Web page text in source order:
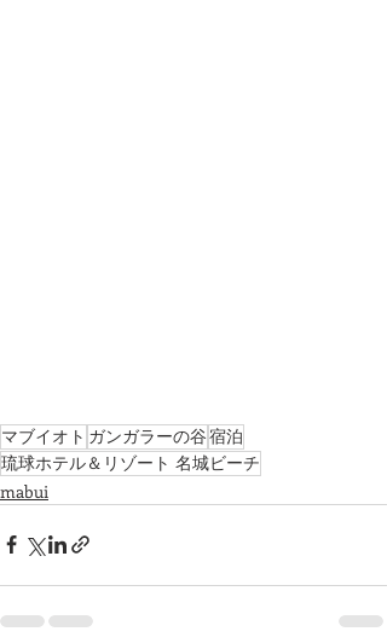
マブイオト ガンガラーの谷宿泊
琉球ホテル＆リゾート 名城ビーチ
mabui